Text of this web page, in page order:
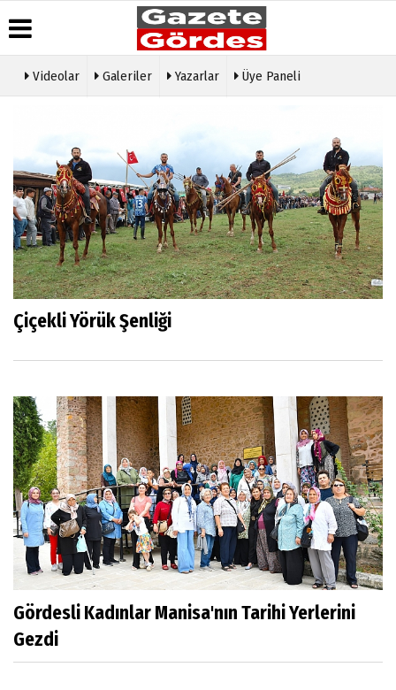
Arşivi
Gazete
Arşivi
Günün
Haberleri
Manşetleri
Anketler
Biyografiler
Galeri
Foto
Galeri
Etkinlikler
Çerez
Politikası
Gizlilik
İlkeleri
Videolar Galeriler Yazarlar Üye Paneli
Çiçekli Yörük Şenliği
Gördesli Kadınlar Manisa'nın Tarihi Yerlerini
Gezdi